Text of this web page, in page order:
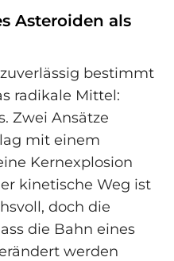
Asteroiden als
bestimmt
radikale Mittel:
Zwei Ansätze
mit einem
Kernexplosion
kinetische Weg ist
doch die
die Bahn eines
werden